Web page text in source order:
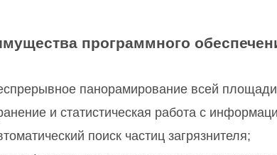
программного
панорамирование всей
и статистическая работа с
поиск частиц загрязнителя;